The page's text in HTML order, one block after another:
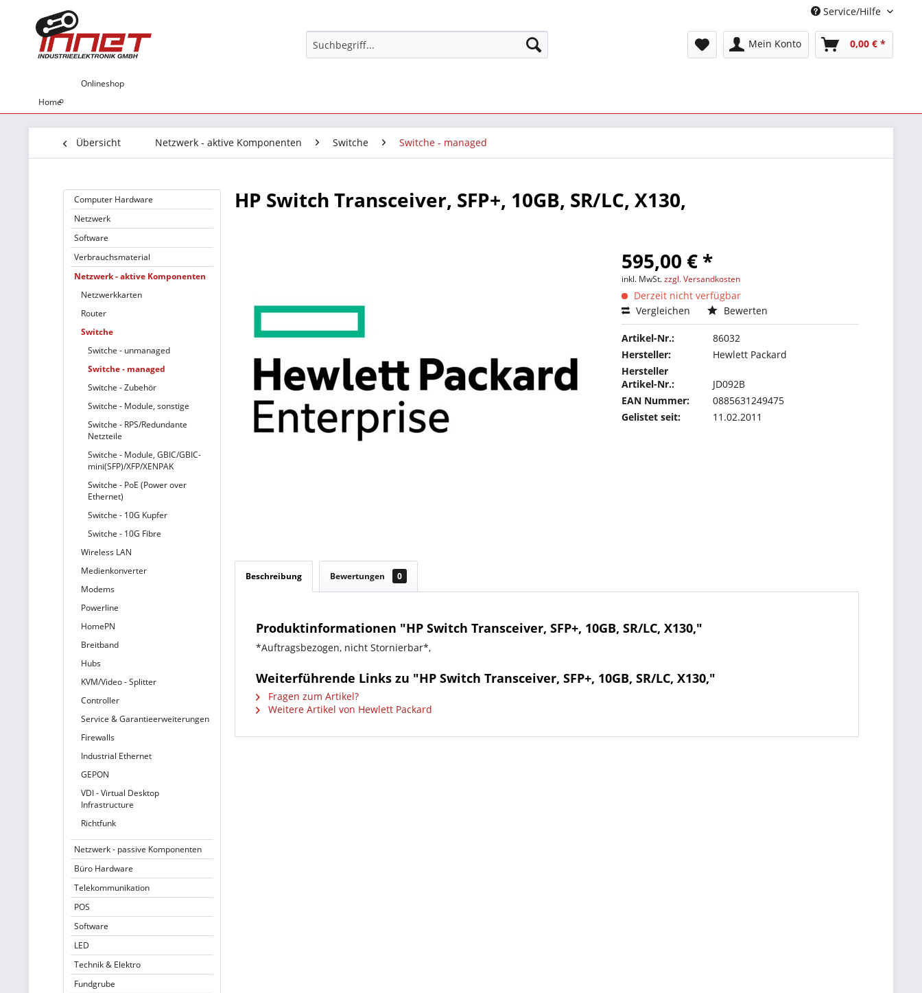
Service/Hilfe
Mein Konto 0,00 € *
Home
Onlineshop
Übersicht Netzwerk - aktive Komponenten Switche Switche - managed
Computer Hardware
Netzwerk
Software
Verbrauchsmaterial
Netzwerk - aktive Komponenten
Netzwerkkarten
Router
Switche
Switche - unmanaged
Switche - managed
Switche - Zubehör
Switche - Module, sonstige
Switche - RPS/Redundante
Netzteile
Switche - Module, GBIC/GBIC-
mini(SFP)/XFP/XENPAK
Switche - PoE (Power over
Ethernet)
Switche - 10G Kupfer
Switche - 10G Fibre
Wireless LAN
Medienkonverter
Modems
Powerline
HomePN
Breitband
Hubs
KVM/Video - Splitter
Controller
Service & Garantieerweiterungen
Firewalls
Industrial Ethernet
GEPON
VDI - Virtual Desktop
Infrastructure
Richtfunk
Netzwerk - passive Komponenten
Büro Hardware
Telekommunikation
POS
Software
LED
Technik & Elektro
Fundgrube
HP Switch Transceiver, SFP+, 10GB, SR/LC, X130,
595,00 € *
inkl. MwSt.zzgl. Versandkosten
Derzeit nicht verfügbar
Vergleichen
Bewerten
Artikel-Nr.:
86032
Hersteller:
Hewlett Packard
Hersteller
Artikel-Nr.:
JD092B
EAN Nummer:
0885631249475
Gelistet seit:
11.02.2011
Beschreibung Bewertungen 0
Produktinformationen "HP Switch Transceiver, SFP+, 10GB, SR/LC, X130,"
*Auftragsbezogen, nicht Stornierbar*,
Weiterführende Links zu "HP Switch Transceiver, SFP+, 10GB, SR/LC, X130,"
Fragen zum Artikel?
Weitere Artikel von Hewlett Packard